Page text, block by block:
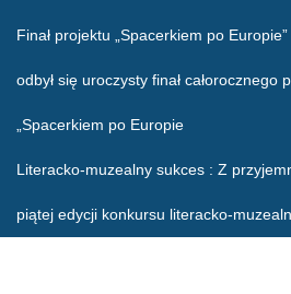
Finał projektu „Spacerkiem po
odbył się uroczysty finał całorocznego
„Spacerkiem po Europie
Literacko-muzealny sukces : Z
piątej edycji konkursu literacko-